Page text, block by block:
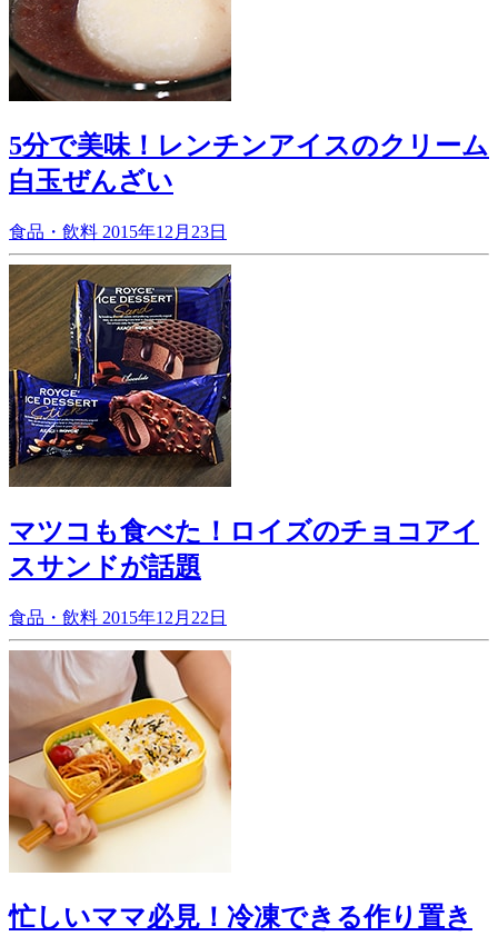
5分で美味！レンチンアイスのクリーム
白玉ぜんざい
食品・飲料 2015年12月23日
マツコも食べた！ロイズのチョコアイ
スサンドが話題
食品・飲料 2015年12月22日
忙しいママ必見！冷凍できる作り置き